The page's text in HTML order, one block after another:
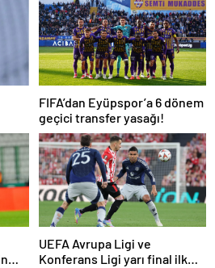
FIFA’dan Eyüpspor’a 6 dönem
geçici transfer yasağı!
UEFA Avrupa Ligi ve
Konferans Ligi yarı final ilk